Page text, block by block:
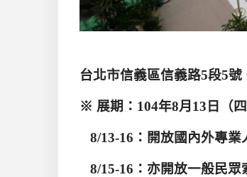
台北市信義區信義路5段5號
※ 展期： 104年8月 13 日（
8/13-16 ：開放國內外專
8/15-16 ：亦開放一般民眾